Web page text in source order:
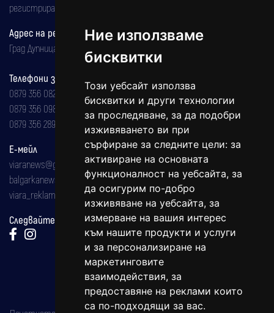
Ние използваме
бисквитки
Този уебсайт използва
бисквитки и други технологии
за проследяване, за да подобри
изживяването ви при
сърфиране за следните цели: за
активиране на основната
функционалност на уебсайта, за
да осигурим по-добро
изживяване на уебсайта, за
измерване на вашия интерес
към нашите продукти и услуги
и за персонализиране на
маркетинговите
взаимодействия, за
предоставяне на реклами които
са по-подходящи за вас.
регистрирана на 08.05.2002 година.
Адрес на редакцията
Град Дупница, ул.''Христо Ботев" 43
Телефони за реклама и абонаменти
0879 356 082
0879 356 098
0879 356 289
Е-мейл
viaranews@gmail.com
balgarkanews@gmail.com
viara_reklama@mail.bg
Следвайте ни: